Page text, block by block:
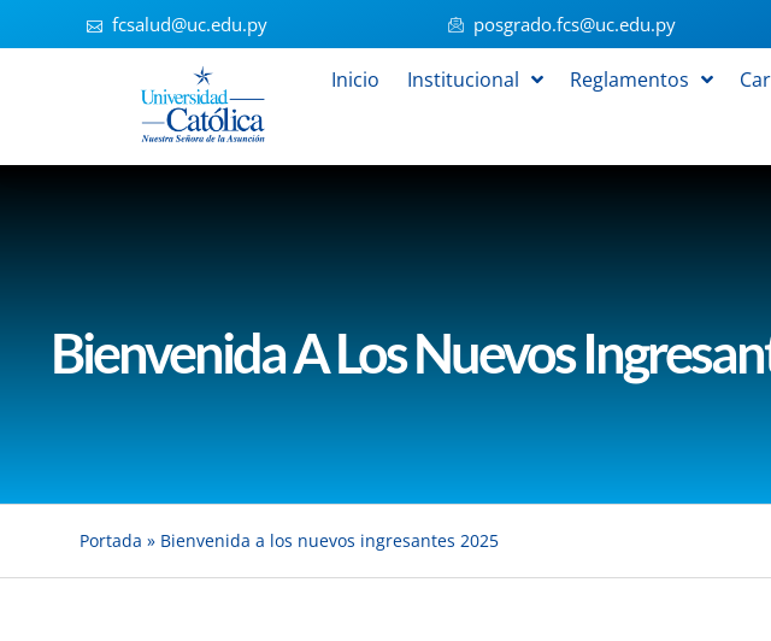
fcsalud@uc.edu.py posgrado.fcs@uc.edu.py
Inicio Institucional Reglamentos
Bienvenida A Los Nuevos
Portada » Bienvenida a los nuevos ingresantes 2025